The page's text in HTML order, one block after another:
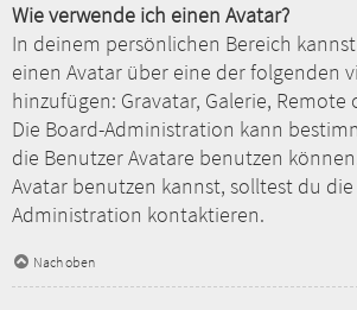
Wie verwende ich einen Avatar?
In deinem persönlichen Bereich
einen Avatar über eine der folgenden
hinzufügen: Gravatar, Galerie, Remote
Die Board-Administration kann
die Benutzer Avatare benutzen
Avatar benutzen kannst, solltest du
Administration kontaktieren.
Nach oben